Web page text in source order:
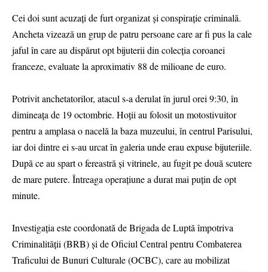
Cei doi sunt acuzați de furt organizat și conspirație criminală.
Ancheta vizează un grup de patru persoane care ar fi pus la cale
jaful în care au dispărut opt bijuterii din colecția coroanei
franceze, evaluate la aproximativ 88 de milioane de euro.
Potrivit anchetatorilor, atacul s-a derulat în jurul orei 9:30, în
dimineața de 19 octombrie. Hoții au folosit un motostivuitor
pentru a amplasa o nacelă la baza muzeului, în centrul Parisului,
iar doi dintre ei s-au urcat în galeria unde erau expuse bijuteriile.
După ce au spart o fereastră și vitrinele, au fugit pe două scutere
de mare putere. Întreaga operațiune a durat mai puțin de opt
minute.
Investigația este coordonată de Brigada de Luptă împotriva
Criminalității (BRB) și de Oficiul Central pentru Combaterea
Traficului de Bunuri Culturale (OCBC), care au mobilizat